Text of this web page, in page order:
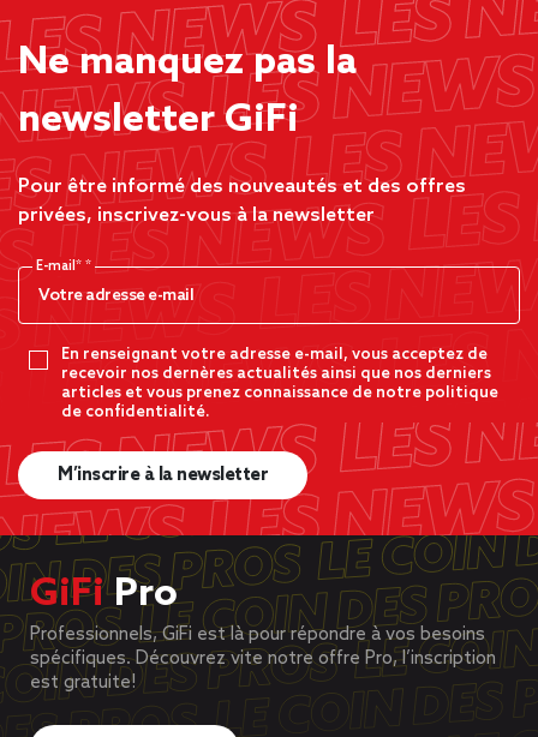
Ne manquez pas la
newsletter GiFi
Pour être informé des nouveautés et des offres
privées, inscrivez-vous à la newsletter
E-mail*
En renseignant votre adresse e-mail, vous acceptez de
recevoir nos dernères actualités ainsi que nos derniers
articles et vous prenez connaissance de notre politique
de confidentialité.
M’inscrire à la newsletter
GiFiPro
Professionnels, GiFi est là pour répondre à vos besoins
spécifiques. Découvrez vite notre offre Pro, l’inscription
est gratuite!